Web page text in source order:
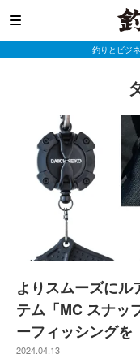
釣りとビジ
よりスムーズにル
テム「MC スナッ
ーフィッシングを
2024.04.13